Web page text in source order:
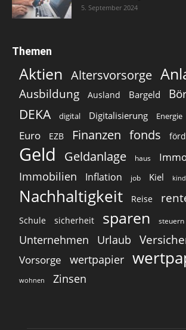
5. September 2024
Themen
Aktien Altersvorsorge
Ausbildung Ausland Bargeld
DEKA digital Digitalisierung Energie
Euro EZB Finanzen fonds
Geld Geldanlage haus
Immobilien Inflation job Kiel
Nachhaltigkeit Reise
Schule sicherheit sparen steuern
Unternehmen Urlaub
Vorsorge wertpapier
wohnen Zinsen